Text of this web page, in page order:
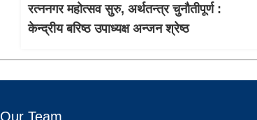
रत्ननगर महोत्सव सुरु, अर्थतन्त्र चुनौतीपूर्ण :
केन्द्रीय बरिष्ठ उपाध्यक्ष अन्जन श्रेष्ठ
Our Team